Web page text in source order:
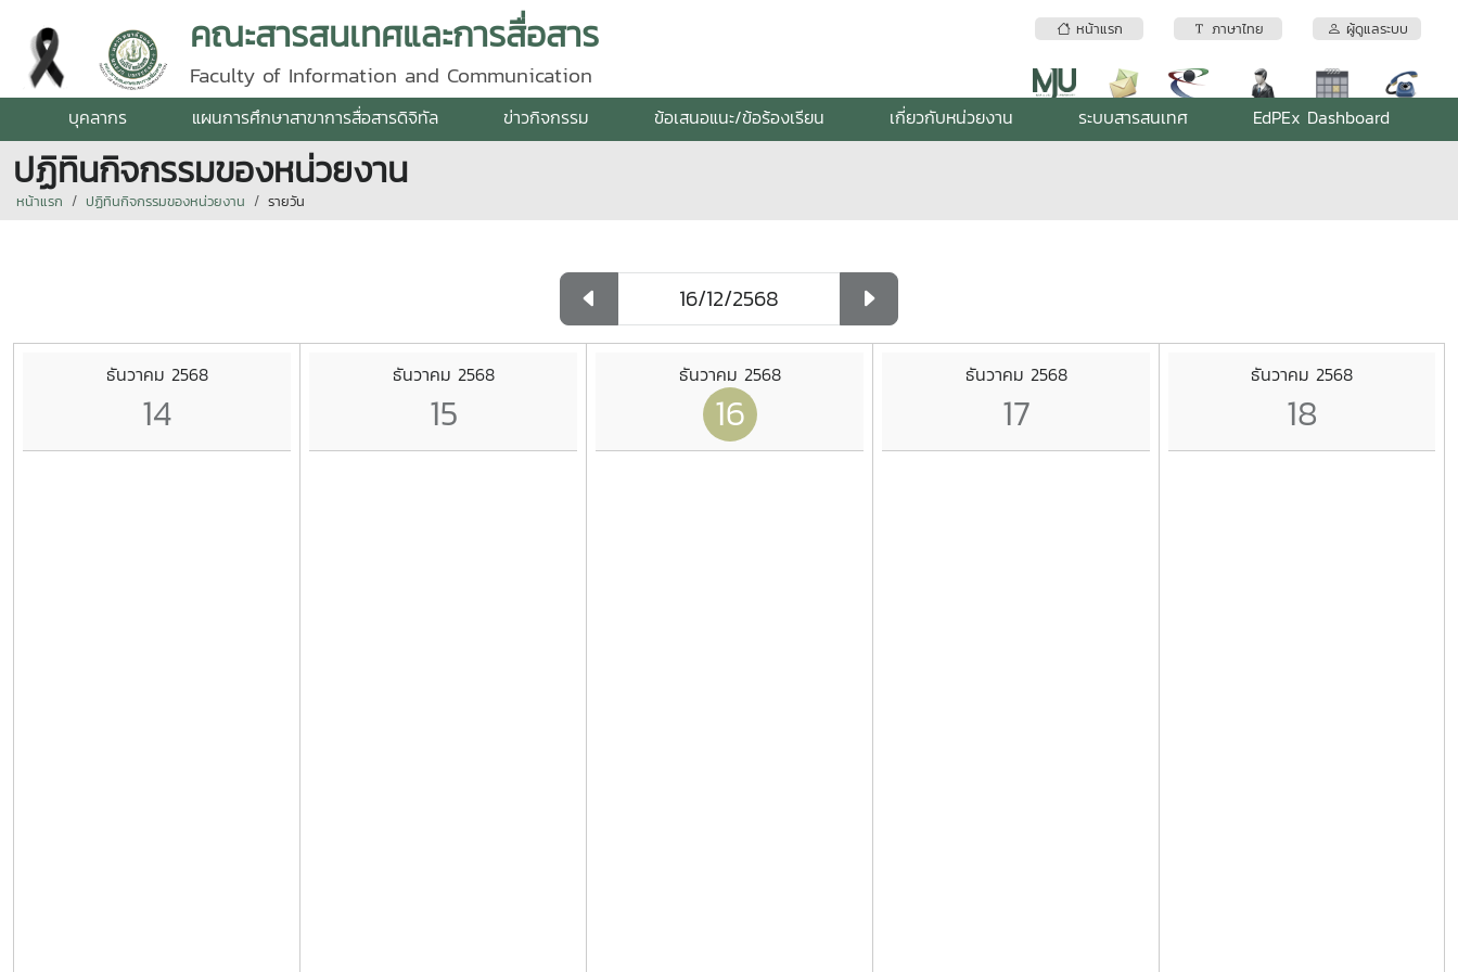
หน้าแรก ภาษาไทย ผู้ดูแลระบบ
คณะสารสนเทศและการสื่อสาร
Faculty of Information and Communication
บุคลากร แผนการศึกษาสาขาการสื่อสารดิจิทัล ข่าวกิจกรรม ข้อเสนอแนะ/ข้อร้องเรียน เกี่ยวกับหน่วยงาน ระบบสารสนเทศ EdPEx Dashboard
ปฏิทินกิจกรรมของหน่วยงาน
หน้าแรก ปฏิทินกิจกรรมของหน่วยงาน รายวัน
ธันวาคม 2568
14
ธันวาคม 2568
15
ธันวาคม 2568
16
ธันวาคม 2568
17
ธันวาคม 2568
18